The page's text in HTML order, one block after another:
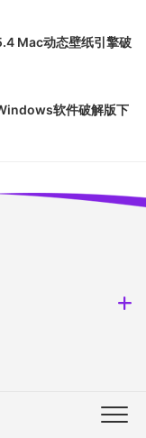
Mac动态壁纸引擎破
软件破解版下